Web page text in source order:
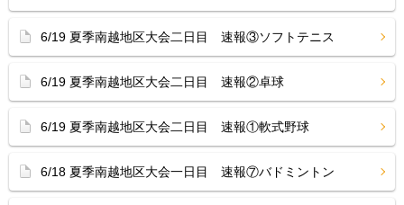
6/19 夏季南越地区大会二日目 速報③ソフトテニス
6/19 夏季南越地区大会二日目 速報②卓球
6/19 夏季南越地区大会二日目 速報①軟式野球
6/18 夏季南越地区大会一日目 速報⑦バドミントン